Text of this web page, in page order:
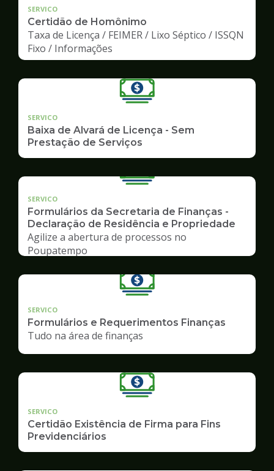
SERVICO
Certidão de Homônimo
Taxa de Licença / FEIMER / Lixo Séptico / ISSQN
Fixo / Informações
SERVICO
Baixa de Alvará de Licença - Sem
Prestação de Serviços
SERVICO
Formulários da Secretaria de Finanças -
Declaração de Residência e Propriedade
Agilize a abertura de processos no
Poupatempo
SERVICO
Formulários e Requerimentos Finanças
Tudo na área de finanças
SERVICO
Certidão Existência de Firma para Fins
Previdenciários